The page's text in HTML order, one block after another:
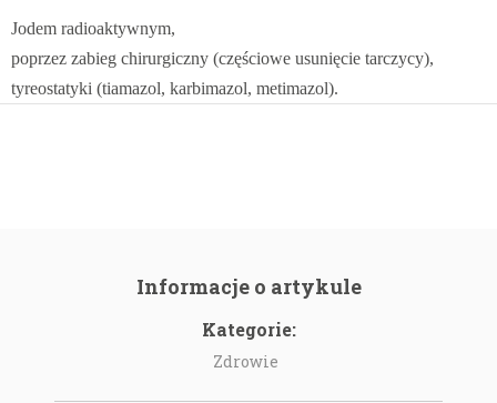
Jodem radioaktywnym,
poprzez zabieg chirurgiczny (częściowe usunięcie tarczycy),
tyreostatyki (tiamazol, karbimazol, metimazol).
Informacje o artykule
Kategorie:
Zdrowie